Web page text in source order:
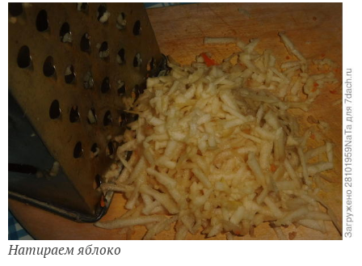
Натираем яблоко